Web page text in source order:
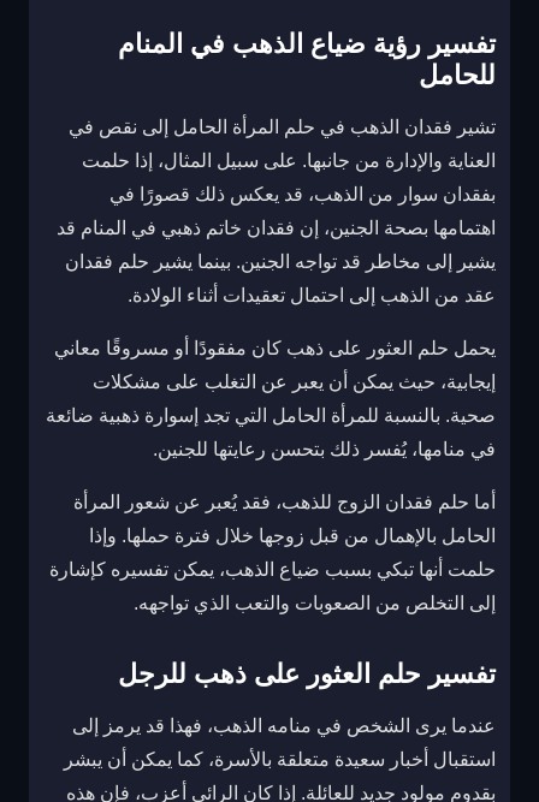
تفسير رؤية ضياع الذهب في المنام
للحامل
تشير فقدان الذهب في حلم المرأة الحامل إلى نقص في
العناية والإدارة من جانبها. على سبيل المثال، إذا حلمت
بفقدان سوار من الذهب، قد يعكس ذلك قصورًا في
اهتمامها بصحة الجنين، إن فقدان خاتم ذهبي في المنام قد
يشير إلى مخاطر قد تواجه الجنين. بينما يشير حلم فقدان
عقد من الذهب إلى احتمال تعقيدات أثناء الولادة.
يحمل حلم العثور على ذهب كان مفقودًا أو مسروقًا معاني
إيجابية، حيث يمكن أن يعبر عن التغلب على مشكلات
صحية. بالنسبة للمرأة الحامل التي تجد إسوارة ذهبية ضائعة
في منامها، يُفسر ذلك بتحسن رعايتها للجنين.
أما حلم فقدان الزوج للذهب، فقد يُعبر عن شعور المرأة
الحامل بالإهمال من قبل زوجها خلال فترة حملها. وإذا
حلمت أنها تبكي بسبب ضياع الذهب، يمكن تفسيره كإشارة
إلى التخلص من الصعوبات والتعب الذي تواجهه.
تفسير حلم العثور على ذهب للرجل
عندما يرى الشخص في منامه الذهب، فهذا قد يرمز إلى
استقبال أخبار سعيدة متعلقة بالأسرة، كما يمكن أن يبشر
بقدوم مولود جديد للعائلة. إذا كان الرائي أعزب، فإن هذه